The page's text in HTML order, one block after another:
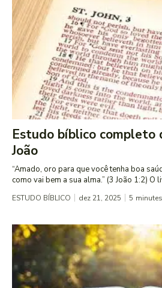
Estudo bíblico completo
João
“Amado, oro para que você tenha boa
como vai bem a
ESTUDO BÍBLICO dez 21, 2025 5 minutes